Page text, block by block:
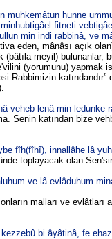
muhkemâtun hunne
fitneti
min indi rabbinâ, ve
eden, mânâsı açık
meyil) bulunanlar,
(yorumunu) yapmak
veheb lenâ min ledunke
Senin katından bize
fîh(fîhî), innallâhe lâ
toplayacak olan
ve lâ evlâduhum
malları ve
bi âyâtinâ, fe